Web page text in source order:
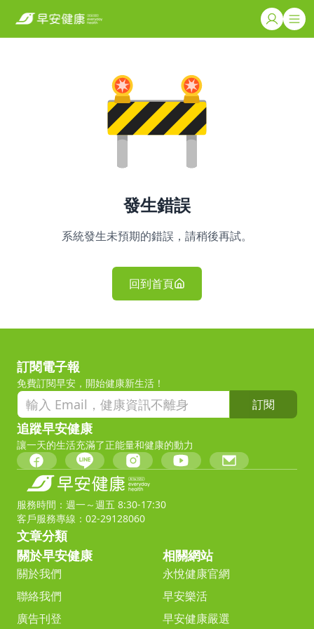
發生錯誤
系統發生未預期的錯誤，請稍後再試。
回到首頁
訂閱電子報
免費訂閱早安，開始健康新生活！
訂閱
追蹤早安健康
讓一天的生活充滿了正能量和健康的動力
服務時間：週一～週五 8:30-17:30
客戶服務專線：02-29128060
文章分類
關於早安健康
關於我們
聯絡我們
廣告刊登
相關網站
永悅健康官網
早安樂活
早安健康嚴選